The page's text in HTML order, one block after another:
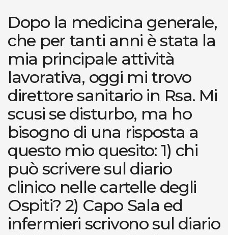
Dopo la medicina generale,
che per tanti anni è stata la
mia principale attività
lavorativa, oggi mi trovo
direttore sanitario in Rsa. Mi
scusi se disturbo, ma ho
bisogno di una risposta a
questo mio quesito: 1) chi
può scrivere sul diario
clinico nelle cartelle degli
Ospiti? 2) Capo Sala ed
infermieri scrivono sul diario